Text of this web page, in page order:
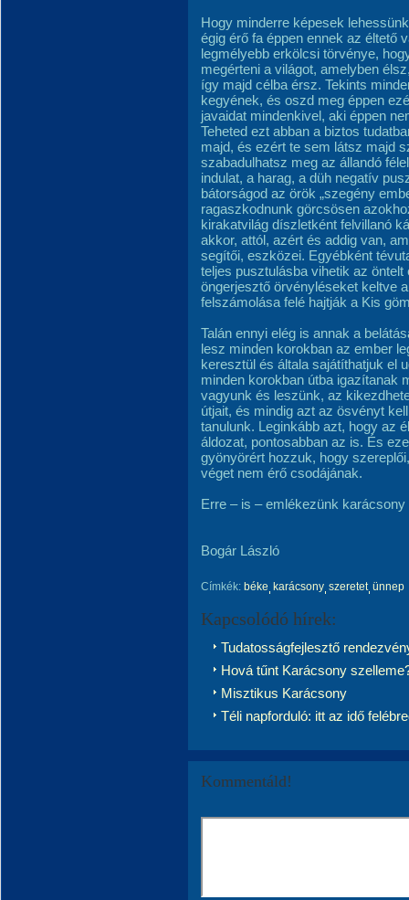
Hogy minderre képesek
égig érő fa éppen ennek az éltető
legmélyebb erkölcsi törvénye,
megérteni a világot, amelyben
így majd célba érsz. Tekints
kegyének, és oszd meg éppen
javaidat mindenkivel, aki éppen
Teheted ezt abban a biztos
majd, és ezért te sem látsz majd
szabadulhatsz meg az állandó
indulat, a harag, a düh negatív
bátorságod az örök „szegény
ragaszkodnunk görcsösen
kirakatvilág díszletként felvillanó
akkor, attól, azért és addig van,
segítői, eszközei. Egyébként
teljes pusztulásba vihetik az öntelt
öngerjesztő örvényléseket keltve
felszámolása felé hajtják a Kis
Talán ennyi elég is annak a
lesz minden korokban az ember
keresztül és általa sajátíthatjuk el
minden korokban útba igazítanak
vagyunk és leszünk, az
útjait, és mindig azt az ösvényt
tanulunk. Leginkább azt, hogy az
áldozat, pontosabban az is. És
gyönyörért hozzuk, hogy
véget nem érő csodájának.
Erre – is – emlékezünk karácsony
Bogár László
Címkék: béke karácsony szeretet ünnep
Kapcsolódó hírek:
Tudatosságfejlesztő
Hová tűnt Karácsony
Misztikus Karácsony
Téli napforduló: itt az idő
Kommentáld!